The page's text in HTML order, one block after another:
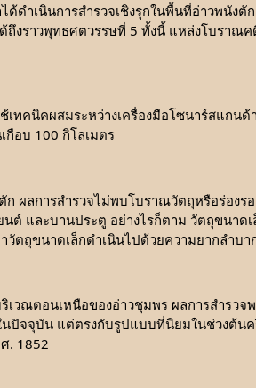
ด้ดำเนินการสำรวจเชิงรุกในพื้นที่อ่าวพนัง
ถึงราวพุทธศตวรรษที่ 5 ทั้งนี้ แหล่งโบราณ
เทคนิคผสมระหว่างเครื่องมือโซนาร์สแกน
กือบ 100 กิโลเมตร
ก ผลการสำรวจไม่พบโบราณวัตถุหรือร่อง
นต์ และบานประตู อย่างไรก็ตาม วัตถุขนา
วัตถุขนาดเล็กดำเนินไปด้วยความยากลำ
เวณตอนเหนือของอ่าวชุมพร ผลการสำร
ปัจจุบัน แต่ตรงกับรูปแบบที่นิยมในช่วงต้นค
. 1852